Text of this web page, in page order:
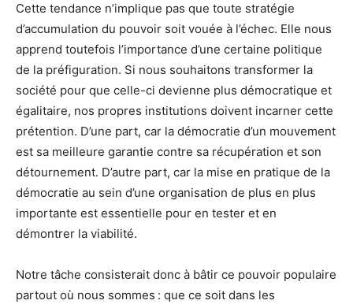
Cette tendance n’implique pas que toute stratégie
d’accumulation du pouvoir soit vouée à l’échec. Elle nous
apprend toutefois l’importance d’une certaine politique
de la préfiguration. Si nous souhaitons transformer la
société pour que celle-ci devienne plus démocratique et
égalitaire, nos propres institutions doivent incarner cette
prétention. D’une part, car la démocratie d’un mouvement
est sa meilleure garantie contre sa récupération et son
détournement. D’autre part, car la mise en pratique de la
démocratie au sein d’une organisation de plus en plus
importante est essentielle pour en tester et en
démontrer la viabilité.
Notre tâche consisterait donc à bâtir ce pouvoir populaire
partout où nous sommes : que ce soit dans les